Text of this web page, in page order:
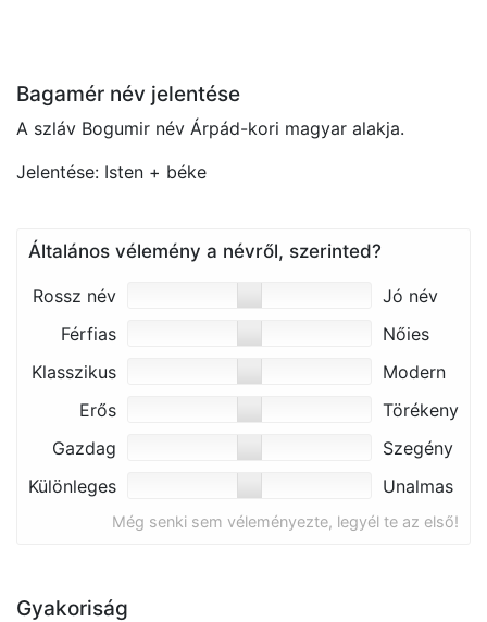
Bagamér név jelentése
A szláv Bogumir név Árpád-kori magyar alakja.
Jelentése: Isten + béke
Általános vélemény a névről, szerinted?
Rossz név
Jó név
Férfias
Nőies
Klasszikus
Modern
Erős
Törékeny
Gazdag
Szegény
Különleges
Unalmas
Még senki sem véleményezte, legyél te az első!
Gyakoriság